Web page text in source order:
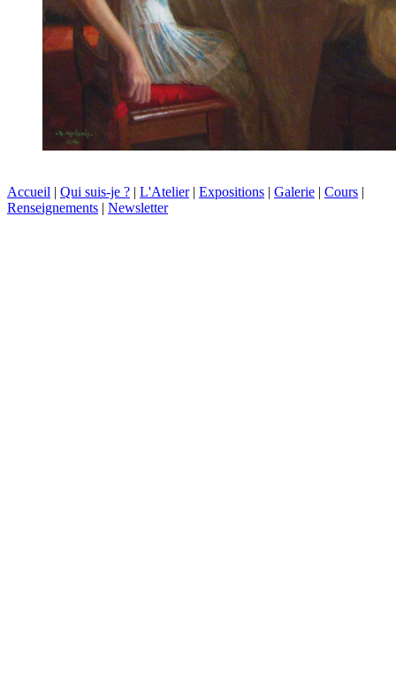
Accueil | Qui suis-je ? | L'Atelier| Expositions | Galerie | Cours |
Renseignements | Newsletter